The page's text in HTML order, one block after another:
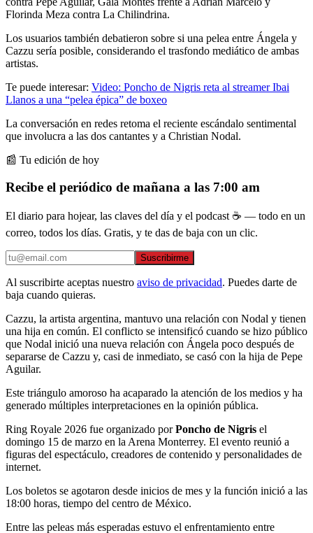
Florinda Meza contra La Chilindrina.
Los usuarios también debatieron sobre si una pelea entre Ángela y
Cazzu sería posible, considerando el trasfondo mediático de ambas
artistas.
Te puede interesar: Video: Poncho de Nigris reta al streamer Ibai
Llanos a una “pelea épica” de boxeo
La conversación en redes retoma el reciente escándalo sentimental
que involucra a las dos cantantes y a Christian Nodal.
📰 Tu edición de hoy
Recibe el periódico de mañana a las 7:00 am
El diario para hojear, las claves del día y el podcast ☕ — todo en un
correo, todos los días. Gratis, y te das de baja con un clic.
Suscribirme
Al suscribirte aceptas nuestro aviso de privacidad. Puedes darte de
baja cuando quieras.
Cazzu, la artista argentina, mantuvo una relación con Nodal y tienen
una hija en común. El conflicto se intensificó cuando se hizo público
que Nodal inició una nueva relación con Ángela poco después de
separarse de Cazzu y, casi de inmediato, se casó con la hija de Pepe
Aguilar.
Este triángulo amoroso ha acaparado la atención de los medios y ha
generado múltiples interpretaciones en la opinión pública.
Ring Royale 2026 fue organizado porPoncho de Nigris el
domingo 15 de marzo en la Arena Monterrey. El evento reunió a
figuras del espectáculo, creadores de contenido y personalidades de
internet.
Los boletos se agotaron desde inicios de mes y la función inició a las
18:00 horas, tiempo del centro de México.
Entre las peleas más esperadas estuvo el enfrentamiento entre